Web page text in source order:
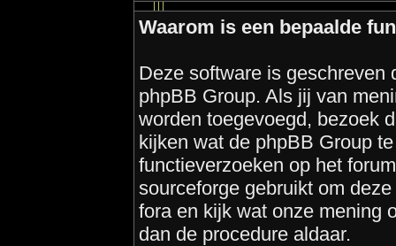
Waarom is een bepaalde
Deze software is geschreven
phpBB Group. Als jij van
worden toegevoegd, bezoek
kijken wat de phpBB Group
functieverzoeken op het
sourceforge gebruikt om
fora en kijk wat onze mening
dan de procedure aldaar.